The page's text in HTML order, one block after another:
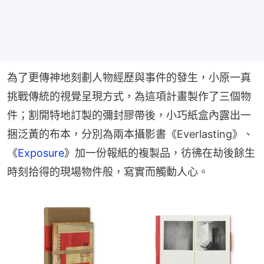
為了更傳神地刻劃人物經歷與事件的發生，小原一真
挑戰傳統的視覺呈現方式，為這項計畫製作了三個物
件；割開特地訂製的彌封膠帶後，小巧紙盒內露出一
捆泛黃的布本，分別為兩本攝影書《Everlasting》、
《Exposure》加一份報紙的複製品，彷彿在劫後餘生
時刻拾得的現場物件般，寫實而觸動人心。